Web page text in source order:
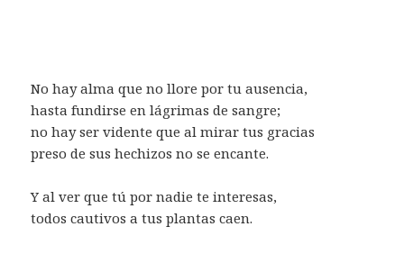
No hay alma que no llore por tu ausencia,
hasta fundirse en lágrimas de sangre;
no hay ser vidente que al mirar tus gracias
preso de sus hechizos no se encante.
Y al ver que tú por nadie te interesas,
todos cautivos a tus plantas caen.